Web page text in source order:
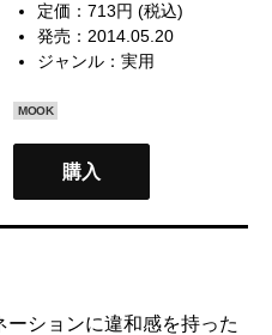
定価：713円 (税込)
発売：2014.05.20
ジャンル：実用
MOOK
購入
ションに違和感を持った